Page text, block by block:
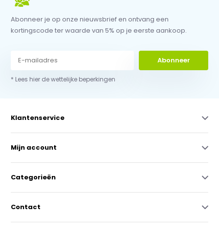
Abonneer je op onze nieuwsbrief en ontvang een
kortingscode ter waarde van 5% op je eerste aankoop.
Abonneer
* Lees hier de wettelijke beperkingen
Klantenservice
Mijn account
Categorieën
Contact